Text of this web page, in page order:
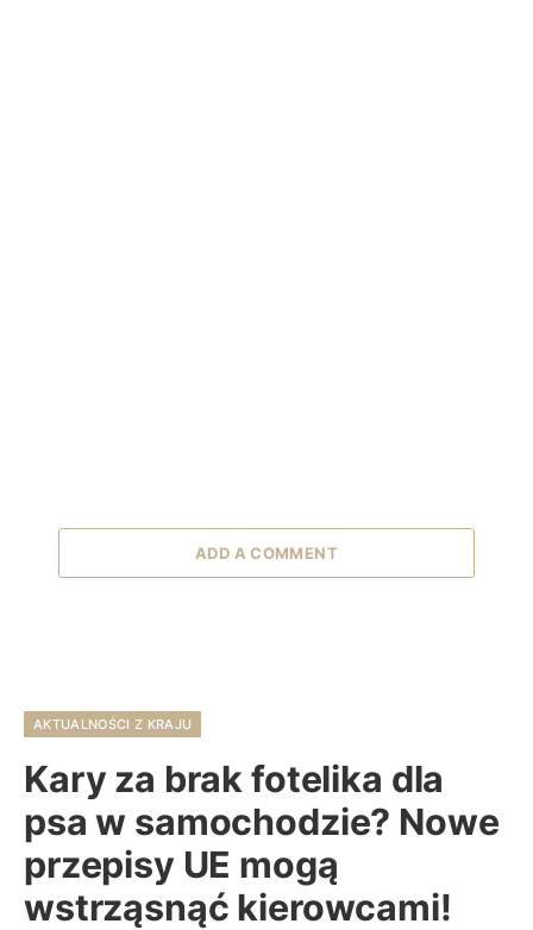
ADD A COMMENT
AKTUALNOŚCI Z KRAJU
Kary za brak fotelika dla
psa w samochodzie? Nowe
przepisy UE mogą
wstrząsnąć kierowcami!